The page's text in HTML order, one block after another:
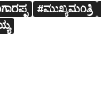
#ಮುಖ್ಯಮಂತ್ರಿ